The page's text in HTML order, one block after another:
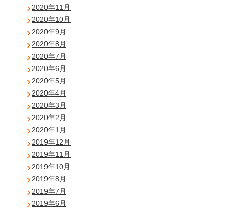
2020年11月
2020年10月
2020年9月
2020年8月
2020年7月
2020年6月
2020年5月
2020年4月
2020年3月
2020年2月
2020年1月
2019年12月
2019年11月
2019年10月
2019年8月
2019年7月
2019年6月